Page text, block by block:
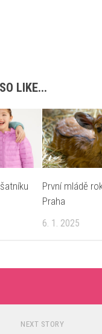
LIKE...
První mládě
Praha
6. 1. 2025
NEXT STORY